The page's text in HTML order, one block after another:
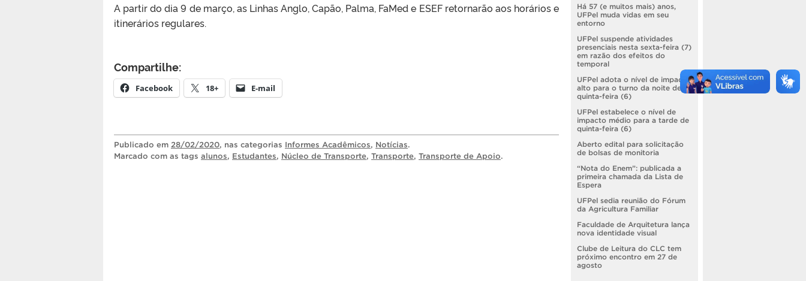
A partir do dia 9 de março, as Linhas Anglo, Capão, Palma, FaMed e ESEF retornarão aos horários e
itinerários regulares.
Compartilhe:
Facebook 18+ E-mail
Publicado em 28/02/2020, nas categorias Informes Acadêmicos, Notícias.
Marcado com as tags alunos, Estudantes, Núcleo de Transporte, Transporte, Transporte de Apoio.
Há 57 (e muitos mais) anos,
UFPel muda vidas em seu
entorno
UFPel suspende atividades
presenciais nesta sexta-feira (7)
em razão dos efeitos do
temporal
UFPel adota o nível de impacto
alto para o turno da noite de
quinta-feira (6)
UFPel estabelece o nível de
impacto médio para a tarde de
quinta-feira (6)
Aberto edital para solicitação
de bolsas de monitoria
“Nota do Enem”: publicada a
primeira chamada da Lista de
Espera
UFPel sedia reunião do Fórum
da Agricultura Familiar
Faculdade de Arquitetura lança
nova identidade visual
Clube de Leitura do CLC tem
próximo encontro em 27 de
agosto